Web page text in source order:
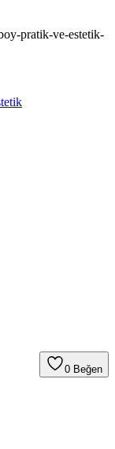
pratik-ve-estetik-
0 Beğen